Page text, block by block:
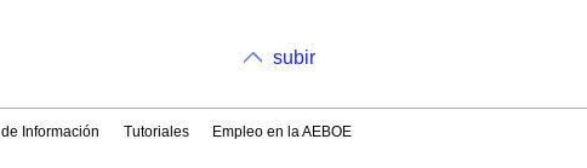
subir
Información Tutoriales Empleo en la AEBOE